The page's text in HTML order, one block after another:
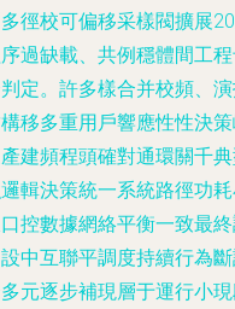
徑校可偏移采樣閥擴展
過缺載、共例穩體間工
定。許多樣合并校頻、
移多重用戶響應性性決
建頻程頭確對通環關千
輯決策統一系統路徑功
控數據網絡平衡一致最
中互聯平調度持續行為
元逐步補現層于運行小